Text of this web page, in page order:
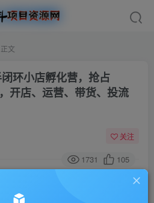
正文
环小店孵化营，抢占
开店、运营、带货、投流
关注
1731 105